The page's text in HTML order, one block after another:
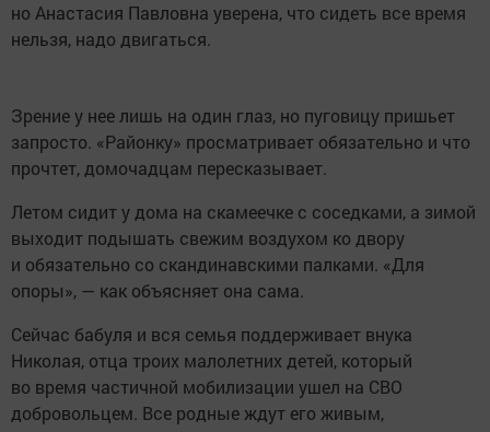
но Анастасия Павловна уверена, что сидеть все время
нельзя, надо двигаться.
Зрение у нее лишь на один глаз, но пуговицу пришьет
запросто. «Районку» просматривает обязательно и что
прочтет, домочадцам пересказывает.
Летом сидит у дома на скамеечке с соседками, а зимой
выходит подышать свежим воздухом ко двору
и обязательно со скандинавскими палками. «Для
опоры», — как объясняет она сама.
Сейчас бабуля и вся семья поддерживает внука
Николая, отца троих малолетних детей, который
во время частичной мобилизации ушел на СВО
добровольцем. Все родные ждут его живым,